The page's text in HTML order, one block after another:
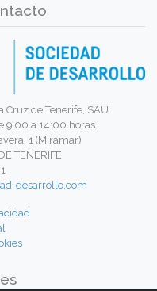
Cruz de Tenerife, SAU
9:00 a 14:00 horas
1 (Miramar)
TENERIFE
desarrollo.com